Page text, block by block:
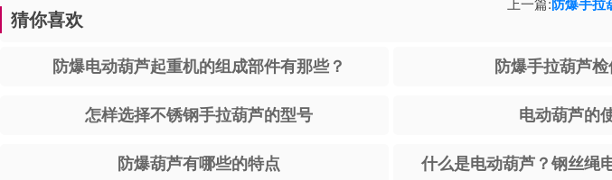
上一篇:防爆手拉
猜你喜欢
防爆电动葫芦起重机的组成部件有那些？ 防爆手拉葫芦
怎样选择不锈钢手拉葫芦的型号 电动葫芦的
防爆葫芦有哪些的特点 什么是电动葫芦？钢丝绳